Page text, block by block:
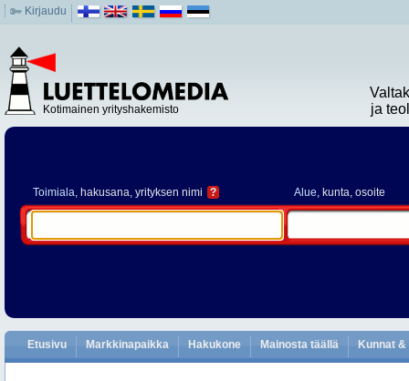
Kirjaudu
Kotimainen yrityshakemisto
ja
Toimiala, hakusana, yrityksen nimi ? Alue, kunta, osoite
Etusivu Markkinapaikka Hakukone Mainosta täällä Kunnat